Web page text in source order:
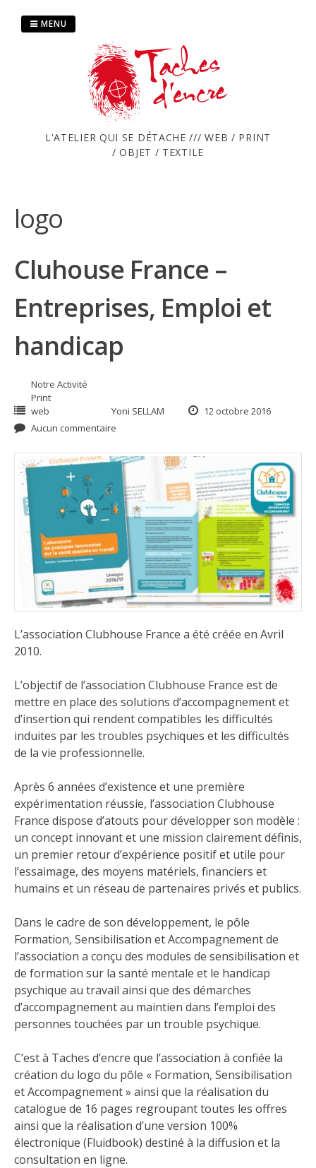
L'ATELIER QUI SE DÉTACHE /// WEB / PRINT
/ OBJET / TEXTILE
MENU
logo
Cluhouse France –
Entreprises, Emploi et
handicap
Notre Activité
Print
web
Yoni SELLAM
12 octobre 2016
Aucun commentaire
L’association Clubhouse France a été créée en Avril
2010.
L’objectif de l’association Clubhouse France est de
mettre en place des solutions d’accompagnement et
d’insertion qui rendent compatibles les difficultés
induites par les troubles psychiques et les difficultés
de la vie professionnelle.
Après 6 années d’existence et une première
expérimentation réussie, l’association Clubhouse
France dispose d’atouts pour développer son modèle :
un concept innovant et une mission clairement définis,
un premier retour d’expérience positif et utile pour
l’essaimage, des moyens matériels, financiers et
humains et un réseau de partenaires privés et publics.
Dans le cadre de son développement, le pôle
Formation, Sensibilisation et Accompagnement de
l’association a conçu des modules de sensibilisation et
de formation sur la santé mentale et le handicap
psychique au travail ainsi que des démarches
d’accompagnement au maintien dans l’emploi des
personnes touchées par un trouble psychique.
C’est à Taches d’encre que l’association à confiée la
création du logo du pôle « Formation, Sensibilisation
et Accompagnement » ainsi que la réalisation du
catalogue de 16 pages regroupant toutes les offres
ainsi que la réalisation d’une version 100%
électronique (Fluidbook) destiné à la diffusion et la
consultation en ligne.